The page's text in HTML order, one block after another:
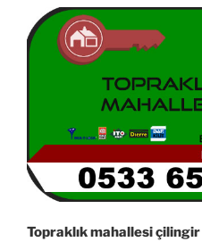
Topraklık mahallesi çilingir